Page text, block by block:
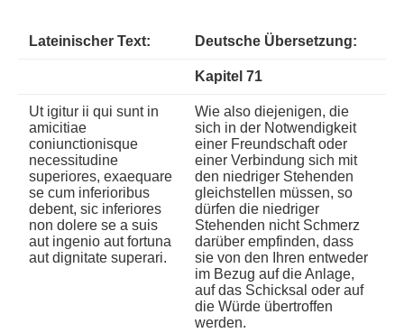
Lateinischer Text: Deutsche Übersetzung:
Kapitel 71
Ut igitur ii qui sunt in
amicitiae
coniunctionisque
necessitudine
superiores, exaequare
se cum inferioribus
debent, sic inferiores
non dolere se a suis
aut ingenio aut fortuna
aut dignitate superari.
Wie also diejenigen, die
sich in der Notwendigkeit
einer Freundschaft oder
einer Verbindung sich mit
den niedriger Stehenden
gleichstellen müssen, so
dürfen die niedriger
Stehenden nicht Schmerz
darüber empfinden, dass
sie von den Ihren entweder
im Bezug auf die Anlage,
auf das Schicksal oder auf
die Würde übertroffen
werden.